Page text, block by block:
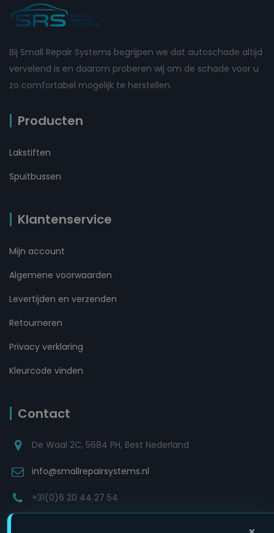
Bij Small Repair Systems begrijpen we dat autoschade altijd
vervelend is en daarom proberen wij om de schade voor u
zo comfortabel mogelijk te herstellen.
Producten
Lakstiften
Spuitbussen
Klantenservice
Mijn account
Algemene voorwaarden
Levertijden en verzenden
Retourneren
Privacy verklaring
Kleurcode vinden
Contact
De Waal 2C, 5684 PH, Best Nederland
info@smallrepairsystems.nl
+31(0)6 20 44 27 54